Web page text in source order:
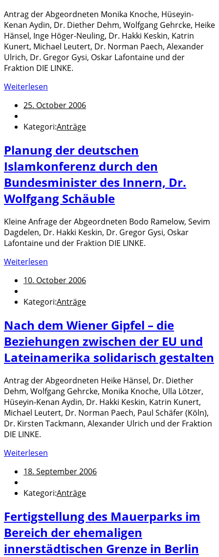
Antrag der Abgeordneten Monika Knoche, Hüseyin-
Kenan Aydin, Dr. Diether Dehm, Wolfgang Gehrcke, Heike
Hänsel, Inge Höger-Neuling, Dr. Hakki Keskin, Katrin
Kunert, Michael Leutert, Dr. Norman Paech, Alexander
Ulrich, Dr. Gregor Gysi, Oskar Lafontaine und der
Fraktion DIE LINKE.
Weiterlesen
25. October 2006
Kategori:Anträge
Planung der deutschen
Islamkonferenz durch den
Bundesminister des Innern, Dr.
Wolfgang Schäuble
Kleine Anfrage der Abgeordneten Bodo Ramelow, Sevim
Dagdelen, Dr. Hakki Keskin, Dr. Gregor Gysi, Oskar
Lafontaine und der Fraktion DIE LINKE.
Weiterlesen
10. October 2006
Kategori:Anträge
Nach dem Wiener Gipfel – die
Beziehungen zwischen der EU und
Lateinamerika solidarisch gestalten
Antrag der Abgeordneten Heike Hänsel, Dr. Diether
Dehm, Wolfgang Gehrcke, Monika Knoche, Ulla Lötzer,
Hüseyin-Kenan Aydin, Dr. Hakki Keskin, Katrin Kunert,
Michael Leutert, Dr. Norman Paech, Paul Schäfer (Köln),
Dr. Kirsten Tackmann, Alexander Ulrich und der Fraktion
DIE LINKE.
Weiterlesen
18. September 2006
Kategori:Anträge
Fertigstellung des Mauerparks im
Bereich der ehemaligen
innerstädtischen Grenze in Berlin